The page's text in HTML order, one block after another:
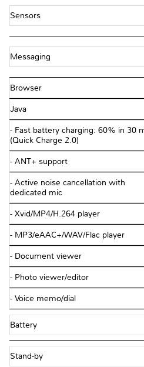
Sensors
Messaging
Browser
Java
- Fast battery charging: 60% in 30
(Quick Charge 2.0)
- ANT+ support
- Active noise cancellation with
dedicated mic
- Xvid/MP4/H.264 player
- MP3/eAAC+/WAV/Flac player
- Document viewer
- Photo viewer/editor
- Voice memo/dial
Battery
Stand-by